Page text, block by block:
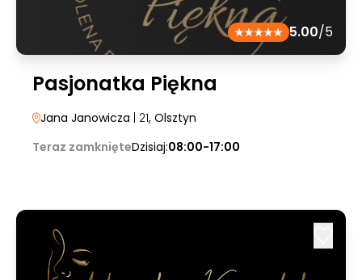
5.00/5
Pasjonatka Piękna
Jana Janowicza | 21, Olsztyn
Teraz zamknięteDzisiaj:08:00-17:00